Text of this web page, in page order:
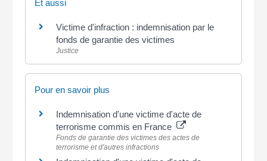
Et aussi
Victime d'infraction : indemnisation par le
fonds de garantie des victimes
Justice
Pour en savoir plus
Indemnisation d'une victime d'acte de
terrorisme commis en France
Fonds de garantie des victimes des actes de
terrorisme et d'autres infractions